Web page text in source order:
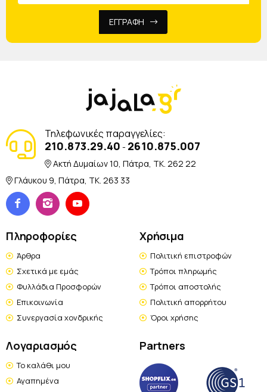
ΕΓΓΡΑΦΗ
Τηλεφωνικές παραγγελίες:
210.873.29.40 - 2610.875.007
Ακτή Δυμαίων 10, Πάτρα, TK. 262 22
Γλάυκου 9, Πάτρα, TK. 263 33
Πληροφορίες
Άρθρα
Σχετικά με εμάς
Φυλλάδια Προσφορών
Επικοινωνία
Συνεργασία χονδρικής
Χρήσιμα
Πολιτική επιστροφών
Τρόποι πληρωμής
Τρόποι αποστολής
Πολιτική απορρήτου
Όροι χρήσης
Λογαριασμός
Το καλάθι μου
Αγαπημένα
Partners